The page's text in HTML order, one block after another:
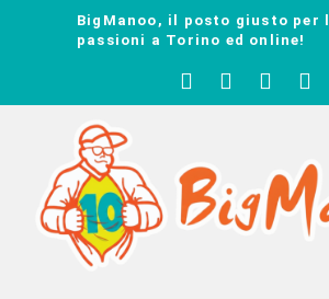
BigManoo, il posto giusto per
passioni a Torino ed online!